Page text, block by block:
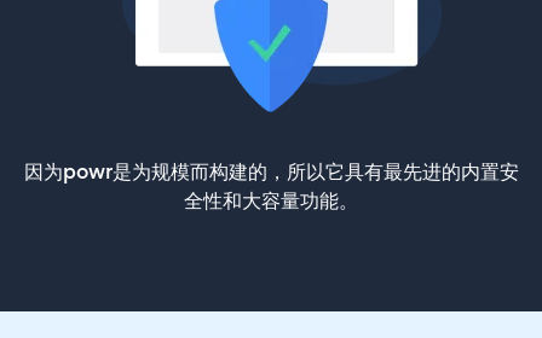
因为powr是为规模而构建的，所以它具有最先进的内置安
全性和大容量功能。